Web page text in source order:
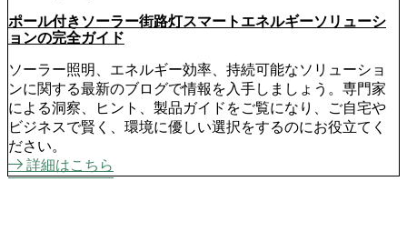
ポール付きソーラー街路灯スマートエネルギーソリューシ
ョンの完全ガイド
ソーラー照明、エネルギー効率、持続可能なソリューショ
ンに関する最新のブログで情報を入手しましょう。専門家
による洞察、ヒント、製品ガイドをご覧になり、ご自宅や
ビジネスで賢く、環境に優しい選択をするのにお役立てく
ださい。
詳細はこちら